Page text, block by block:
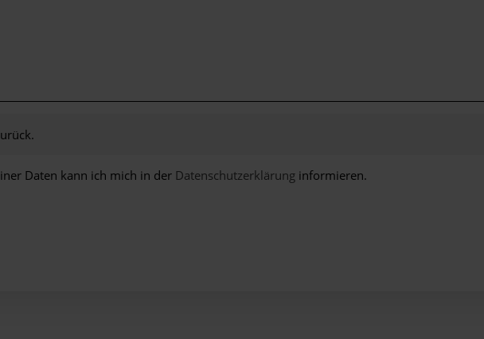
Daten kann ich mich in der Datenschutzerklärung informieren.